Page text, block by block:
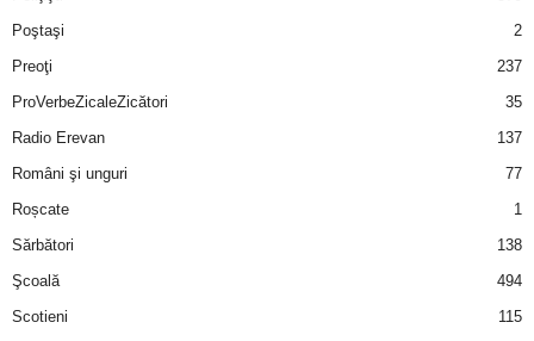
Poştaşi
2
Preoţi
237
ProVerbeZicaleZicători
35
Radio Erevan
137
Români şi unguri
77
Roșcate
1
Sărbători
138
Şcoală
494
Scotieni
115